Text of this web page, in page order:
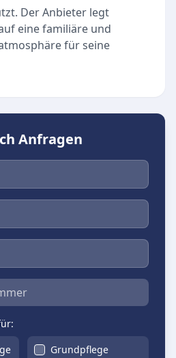
Der Anbieter legt
eine familiäre und
für seine
Anfragen
Grundpflege